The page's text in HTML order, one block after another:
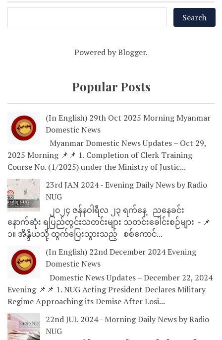
Powered byBlogger.
Popular Posts
(In English) 29th Oct 2025 Morning Myanmar
Domestic News
Myanmar Domestic News Updates – Oct 29,
2025 Morning 📌📌 1. Completion of Clerk Training
Course No. (1/2025) under the Ministry of Justic...
23rd JAN 2024 - Evening Daily News by Radio
NUG
၂၀၂၄ ဇန်နဝါရီလ ၂၃ ရက်နေ့ ညနေခင်း
နောက်ဆုံး ရပြည်တွင်းသတင်းများ သတင်းခေါင်းစဉ်များ - 📌
၁။ အိန္ဒိယသို့ ထွက်ပြေးသွားသည့် စစ်ကောင်...
(In English) 22nd December 2024 Evening
Domestic News
Domestic News Updates – December 22, 2024
Evening 📌📌 1. NUG Acting President Declares Military
Regime Approaching its Demise After Losi...
22nd JUL 2024 - Morning Daily News by Radio
NUG